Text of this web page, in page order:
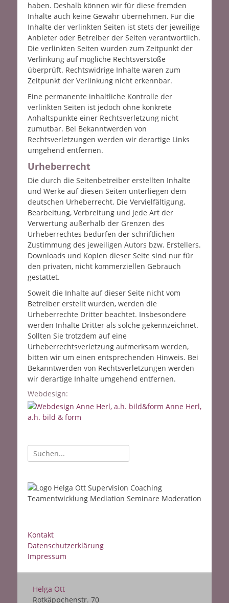
haben. Deshalb können wir für diese fremden
Inhalte auch keine Gewähr übernehmen. Für die
Inhalte der verlinkten Seiten ist stets der jeweilige
Anbieter oder Betreiber der Seiten verantwortlich.
Die verlinkten Seiten wurden zum Zeitpunkt der
Verlinkung auf mögliche Rechtsverstöße
überprüft. Rechtswidrige Inhalte waren zum
Zeitpunkt der Verlinkung nicht erkennbar.
Eine permanente inhaltliche Kontrolle der
verlinkten Seiten ist jedoch ohne konkrete
Anhaltspunkte einer Rechtsverletzung nicht
zumutbar. Bei Bekanntwerden von
Rechtsverletzungen werden wir derartige Links
umgehend entfernen.
Urheberrecht
Die durch die Seitenbetreiber erstellten Inhalte
und Werke auf diesen Seiten unterliegen dem
deutschen Urheberrecht. Die Vervielfältigung,
Bearbeitung, Verbreitung und jede Art der
Verwertung außerhalb der Grenzen des
Urheberrechtes bedürfen der schriftlichen
Zustimmung des jeweiligen Autors bzw. Erstellers.
Downloads und Kopien dieser Seite sind nur für
den privaten, nicht kommerziellen Gebrauch
gestattet.
Soweit die Inhalte auf dieser Seite nicht vom
Betreiber erstellt wurden, werden die
Urheberrechte Dritter beachtet. Insbesondere
werden Inhalte Dritter als solche gekennzeichnet.
Sollten Sie trotzdem auf eine
Urheberrechtsverletzung aufmerksam werden,
bitten wir um einen entsprechenden Hinweis. Bei
Bekanntwerden von Rechtsverletzungen werden
wir derartige Inhalte umgehend entfernen.
Webdesign:
Anne Herl,
a.h. bild & form
Suche
nach:
Kontakt
Datenschutzerklärung
Impressum
Helga Ott
Rotkäppchenstr. 70